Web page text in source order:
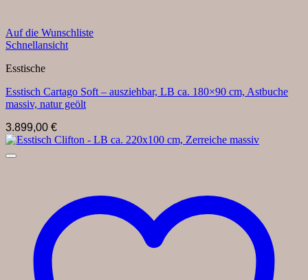
Auf die Wunschliste
Schnellansicht
Esstische
Esstisch Cartago Soft – ausziehbar, LB ca. 180×90 cm, Astbuche
massiv, natur geölt
3.899,00 €